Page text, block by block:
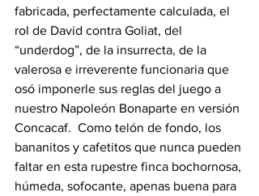
fabricada, perfectamente calculada, el
rol de David contra Goliat, del
“underdog”, de la insurrecta, de la
valerosa e irreverente funcionaria que
osó imponerle sus reglas del juego a
nuestro Napoleón Bonaparte en versión
Concacaf.  Como telón de fondo, los
bananitos y cafetitos que nunca pueden
faltar en esta rupestre finca bochornosa,
húmeda, sofocante, apenas buena para